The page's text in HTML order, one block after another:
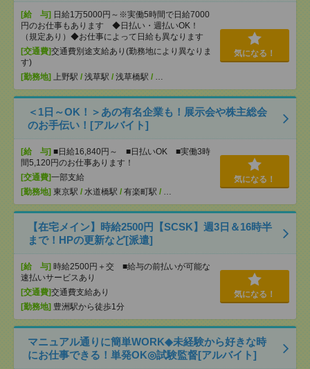
[給 与] 日給1万5000円～※実働5時間で日給7000
円のお仕事もあります ◆日払い・週払いOK！
（規定あり）◆お仕事によって日給も異なります
[交通費]交通費別途支給あり(勤務地により異なりま
す)
[勤務地] 上野駅 / 浅草駅 / 浅草橋駅 / …
気になる！
＜1日～OK！＞あの有名企業も！展示会や株主総会
のお手伝い！[アルバイト]
[給 与] ■日給16,840円～ ■日払いOK ■実働3時
間5,120円のお仕事あります！
[交通費]一部支給
[勤務地] 東京駅 / 水道橋駅 / 有楽町駅 / …
気になる！
【在宅メイン】時給2500円【SCSK】週3日＆16時半
まで！HPの更新など[派遣]
[給 与] 時給2500円＋交 ■給与の前払いが可能な
速払いサービスあり
[交通費]交通費支給あり
[勤務地] 豊洲駅から徒歩1分
気になる！
マニュアル通りに簡単WORK◆未経験から好きな時
にお仕事できる！単発OK◎試験監督[アルバイト]